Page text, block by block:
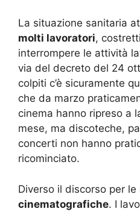
La situazione sanitaria
molti lavoratori,
interrompere le attività
via del decreto del 24
colpiti c’è sicuramente
che da marzo
cinema hanno ripreso a
mese, ma discoteche,
concerti non hanno
ricominciato.
Diverso il discorso per le
cinematografiche. I